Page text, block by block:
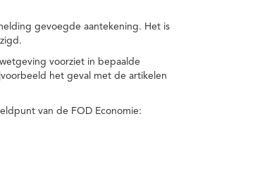
gevoegde aantekening. Het is
voorziet in bepaalde
het geval met de artikelen
van de FOD Economie: